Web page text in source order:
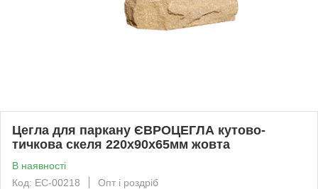
Цегла для паркану ЄВРОЦЕГЛА кутово-
тичкова скеля 220х90х65мм жовта
В наявності
Код: EC-00218
Опт і роздріб